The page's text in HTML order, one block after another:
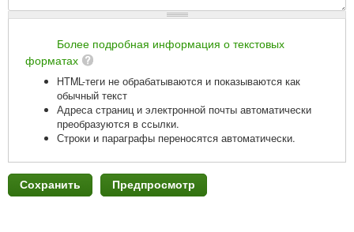
Более подробная информация о текстовых
форматах
HTML-теги не обрабатываются и показываются как
обычный текст
Адреса страниц и электронной почты автоматически
преобразуются в ссылки.
Строки и параграфы переносятся автоматически.